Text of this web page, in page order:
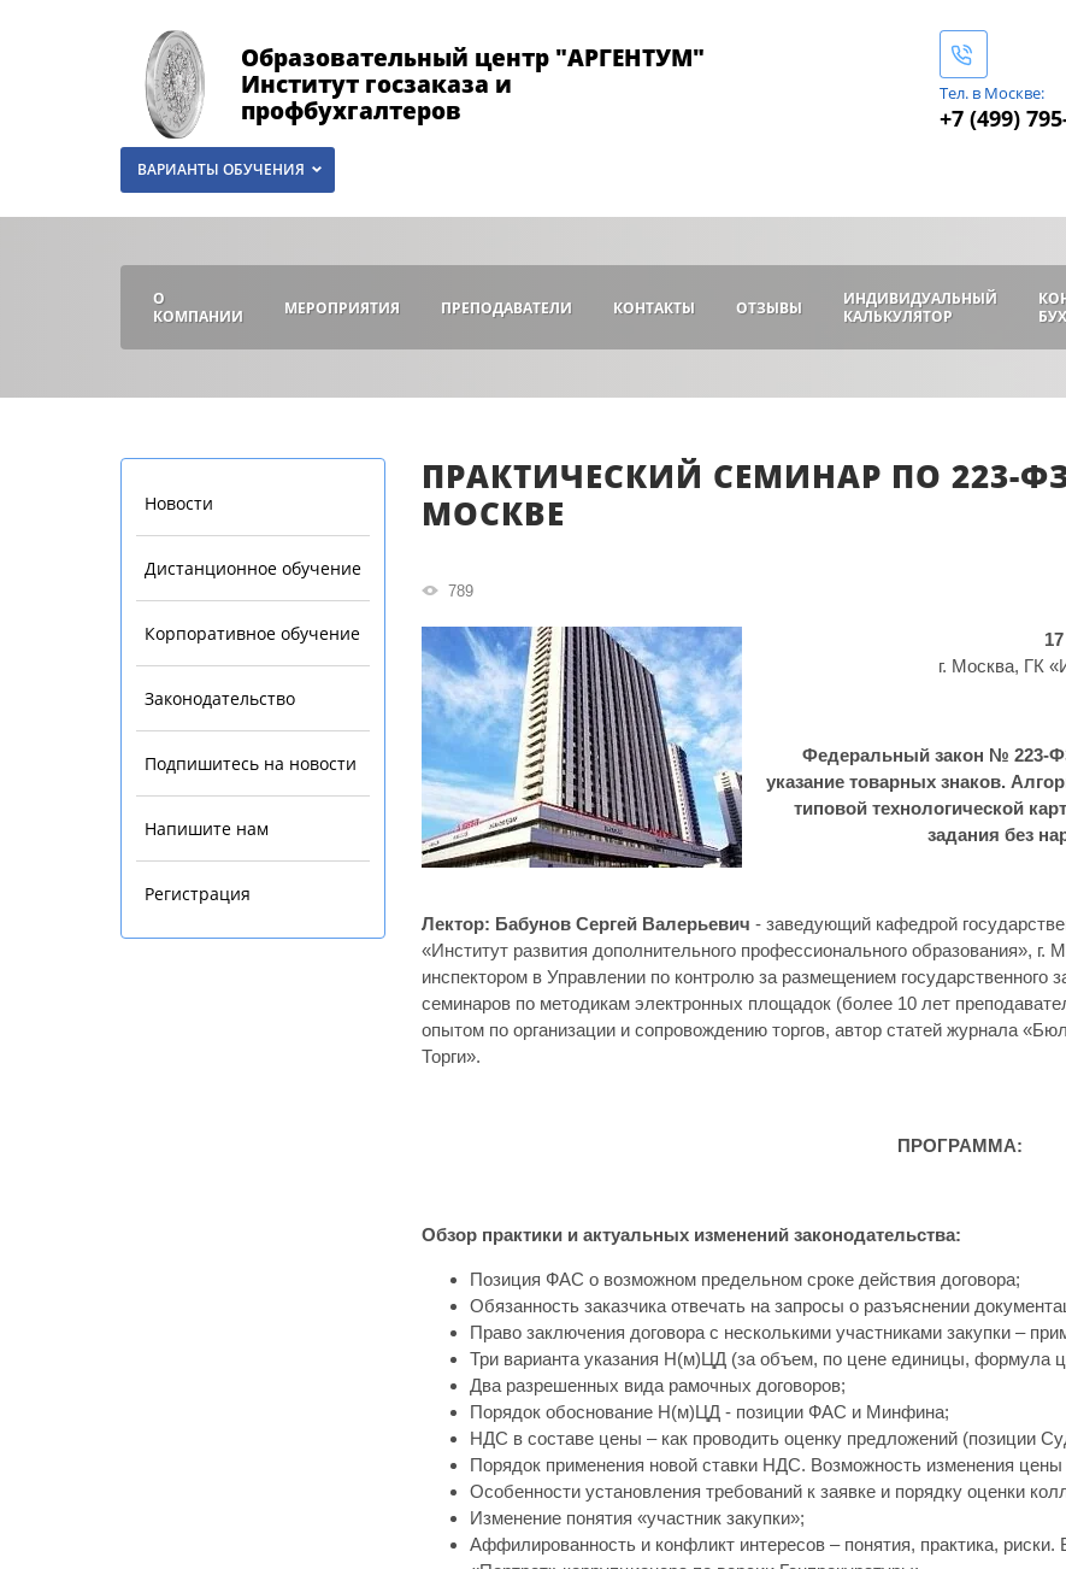
Образовательный центр "АРГЕНТУМ"
Институт госзаказа и
профбухгалтеров
ВАРИАНТЫ ОБУЧЕНИЯ
Тел. в Москве:
+7 (499)
О
КОМПАНИИ
МЕРОПРИЯТИЯ ПРЕПОДАВАТЕЛИ КОНТАКТЫ ОТЗЫВЫ
ИНДИВИДУАЛЬНЫЙ
КАЛЬКУЛЯТОР
Новости
Дистанционное обучение
Корпоративное обучение
Законодательство
Подпишитесь на новости
Напишите нам
Регистрация
ПРАКТИЧЕСКИЙ СЕМИНАР ПО 223-ФЗ
МОСКВЕ
789
г. Москва, ГК
Федеральный закон № 223-
указание товарных знаков.
типовой технологической
задания без
Лектор: Бабунов Сергей Валерьевич - заведующий кафедрой
«Институт развития дополнительного профессионального образования»,
инспектором в Управлении по контролю за размещением
семинаров по методикам электронных площадок (более 10 лет
опытом по организации и сопровождению торгов, автор статей журнала
Торги».
ПРОГРАММА:
Обзор практики и актуальных изменений законодательства:
Позиция ФАС о возможном предельном сроке действия договора;
Обязанность заказчика отвечать на запросы о разъяснении
Право заключения договора с несколькими участниками закупки –
Три варианта указания Н(м)ЦД (за объем, по цене единицы, формула
Два разрешенных вида рамочных договоров;
Порядок обоснование Н(м)ЦД - позиции ФАС и Минфина;
НДС в составе цены – как проводить оценку предложений (позиции
Порядок применения новой ставки НДС. Возможность изменения цены
Особенности установления требований к заявке и порядку оценки
Изменение понятия «участник закупки»;
Аффилированность и конфликт интересов – понятия, практика,